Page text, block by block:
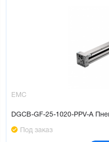
EMC
DGCB-GF-25-1020-PPV-A
Под заказ